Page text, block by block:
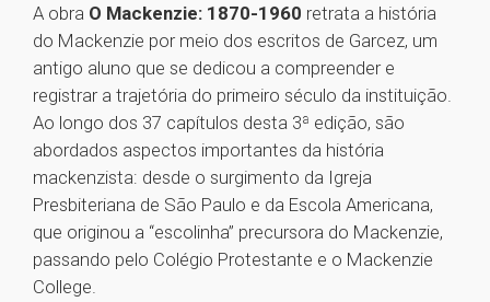
A obra O Mackenzie: 1870-1960 retrata a história
do Mackenzie por meio dos escritos de Garcez, um
antigo aluno que se dedicou a compreender e
registrar a trajetória do primeiro século da instituição.
Ao longo dos 37 capítulos desta 3ª edição, são
abordados aspectos importantes da história
mackenzista: desde o surgimento da Igreja
Presbiteriana de São Paulo e da Escola Americana,
que originou a “escolinha” precursora do Mackenzie,
passando pelo Colégio Protestante e o Mackenzie
College.